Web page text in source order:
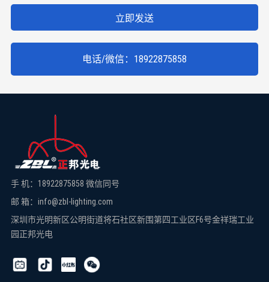
立即发送
电话/微信：18922875858
手 机：18922875858 微信同号
邮 箱：info@zbl-lighting.com
深圳市光明新区公明街道将石社区新围第四工业区F6号金祥瑞工业
园正邦光电